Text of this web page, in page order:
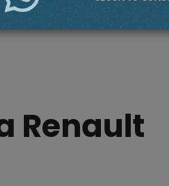
SOCIEDAD NACIONALES
Renault